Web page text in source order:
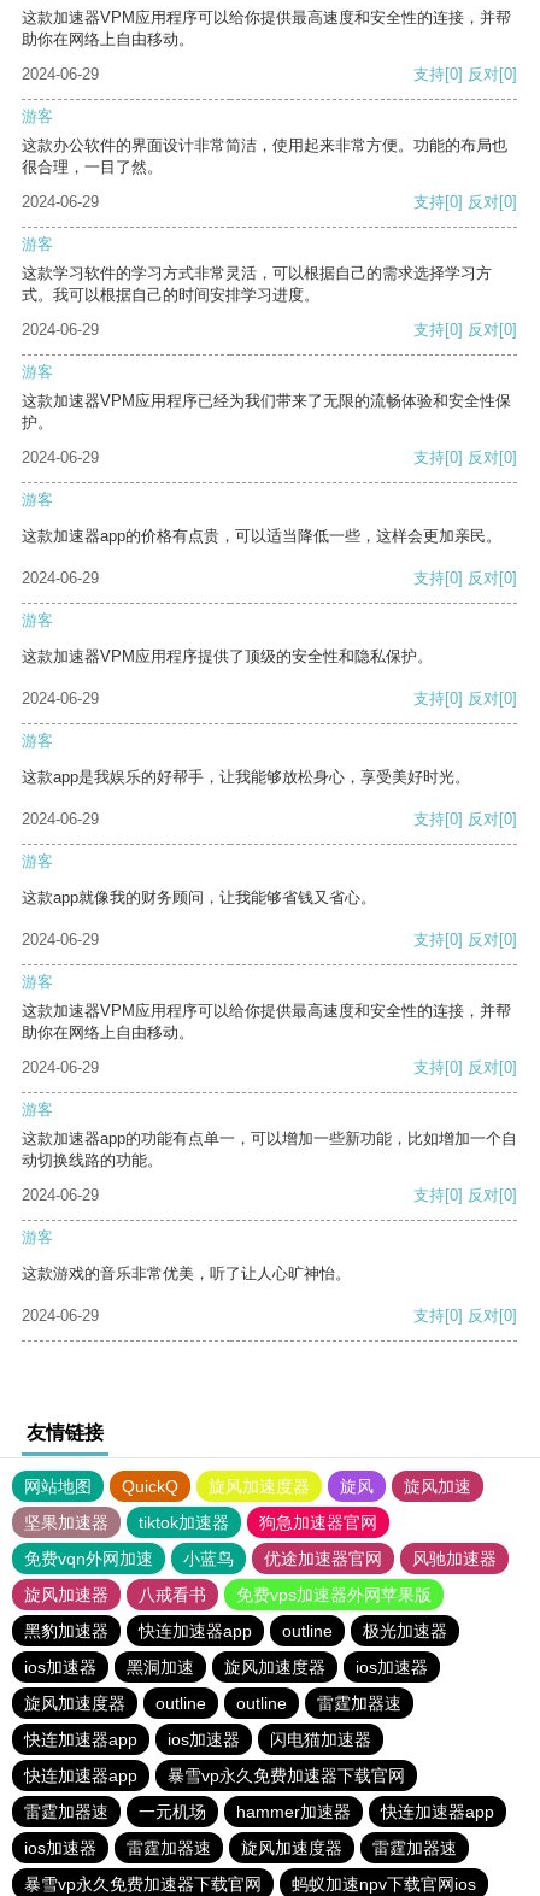
这款加速器VPM应用程序可以给你提供最高速度和安全性的连接，并帮
助你在网络上自由移动。
2024-06-29
支持[0] 反对[0]
游客
这款办公软件的界面设计非常简洁，使用起来非常方便。功能的布局也
很合理，一目了然。
2024-06-29
支持[0] 反对[0]
游客
这款学习软件的学习方式非常灵活，可以根据自己的需求选择学习方
式。我可以根据自己的时间安排学习进度。
2024-06-29
支持[0] 反对[0]
游客
这款加速器VPM应用程序已经为我们带来了无限的流畅体验和安全性保
护。
2024-06-29
支持[0] 反对[0]
游客
这款加速器app的价格有点贵，可以适当降低一些，这样会更加亲民。
2024-06-29 支持[0] 反对[0]
游客
这款加速器VPM应用程序提供了顶级的安全性和隐私保护。
2024-06-29 支持[0] 反对[0]
游客
这款app是我娱乐的好帮手，让我能够放松身心，享受美好时光。
2024-06-29 支持[0] 反对[0]
游客
这款app就像我的财务顾问，让我能够省钱又省心。
2024-06-29 支持[0] 反对[0]
游客
这款加速器VPM应用程序可以给你提供最高速度和安全性的连接，并帮
助你在网络上自由移动。
2024-06-29
支持[0] 反对[0]
游客
这款加速器app的功能有点单一，可以增加一些新功能，比如增加一个自
动切换线路的功能。
2024-06-29
支持[0] 反对[0]
游客
这款游戏的音乐非常优美，听了让人心旷神怡。
2024-06-29 支持[0] 反对[0]
友情链接
网站地图 QuickQ 旋风加速度器 旋风
旋风加速
坚果加速器
tiktok加速器
狗急加速器官网
免费vqn外网加速
小蓝鸟 优途加速器官网
风驰加速器
旋风加速器
八戒看书
免费vps加速器外网苹果版
黑豹加速器
快连加速器app outline
极光加速器
ios加速器
黑洞加速 旋风加速度器
ios加速器
旋风加速度器
outline outline
雷霆加器速
快连加速器app
ios加速器
闪电猫加速器
快连加速器app
暴雪vp永久免费加速器下载官网
雷霆加器速
一元机场 hammer加速器
快连加速器app
ios加速器
雷霆加器速 旋风加速度器
雷霆加器速
暴雪vp永久免费加速器下载官网
蚂蚁加速npv下载官网ios